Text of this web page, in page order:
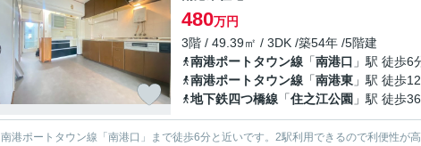
480万円
3階 / 49.39㎡ / 3DK /築54年 /5階建
南港ポートタウン線 「南港口 」駅 徒歩6
南港ポートタウン線 「南港東 」駅 徒歩
地下鉄四つ橋線 「住之江公園 」駅 徒歩
南港ポートタウン線「南港口」まで徒歩6分と近いです。2駅利用できるので利便性が